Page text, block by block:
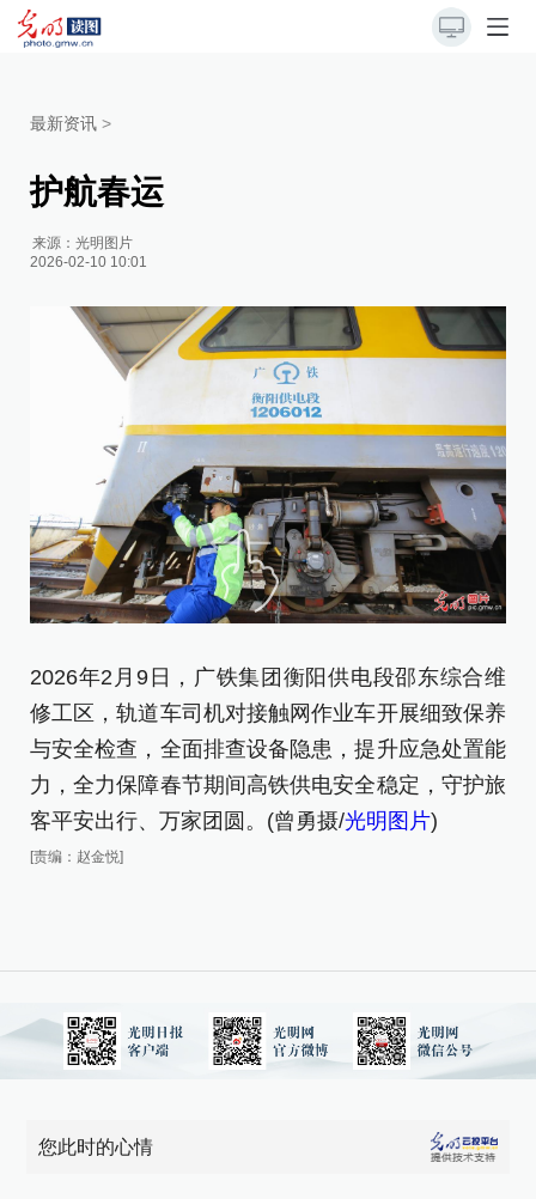
最新资讯 >
护航春运
来源：光明图片
2026-02-10 10:01
2026年2月9日，广铁集团衡阳供电段邵东综合维
修工区，轨道车司机对接触网作业车开展细致保养
与安全检查，全面排查设备隐患，提升应急处置能
力，全力保障春节期间高铁供电安全稳定，守护旅
客平安出行、万家团圆。(曾勇摄/光明图片)
[责编：赵金悦]
您此时的心情